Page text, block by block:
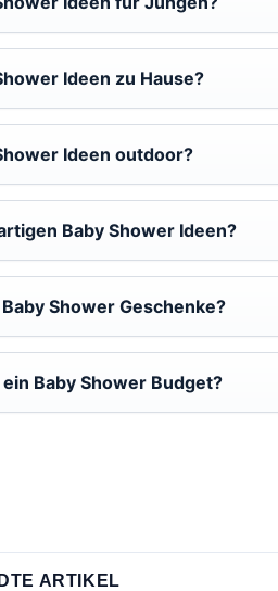
Ideen zu Hause?
Ideen outdoor?
Baby Shower Ideen?
Shower Geschenke?
Baby Shower Budget?
ARTIKEL